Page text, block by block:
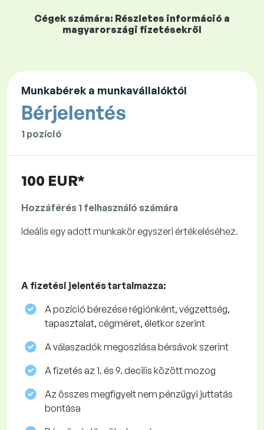
Cégek számára: Részletes információ a
magyarországi fizetésekről
Munkabérek a munkavállalóktól
Bérjelentés
1 pozíció
100 EUR*
Hozzáférés 1 felhasználó számára
Ideális egy adott munkakör egyszeri értékeléséhez.
A fizetési jelentés tartalmazza:
A pozíció bérezése régiónként, végzettség,
tapasztalat, cégméret, életkor szerint
A válaszadók megoszlása ​​bérsávok szerint
A fizetés az 1. és 9. decilis között mozog
Az összes megfigyelt nem pénzügyi juttatás
bontása